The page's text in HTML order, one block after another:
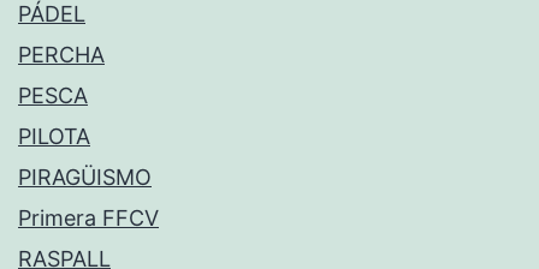
PÁDEL
PERCHA
PESCA
PILOTA
PIRAGÜISMO
Primera FFCV
RASPALL